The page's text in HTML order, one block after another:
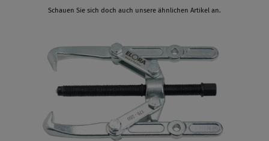
Schauen Sie sich doch auch unsere ähnlichen Artikel an.